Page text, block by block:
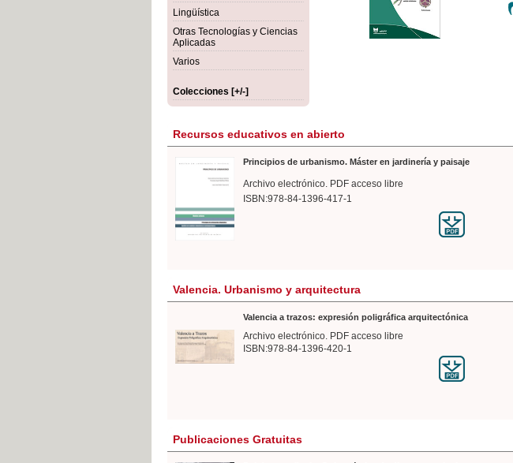
Lingüística
Otras Tecnologías y Ciencias
Aplicadas
Varios
Colecciones [+/-]
Recursos educativos en abierto
Principios de urbanismo. Máster en jardinería y paisaje
Archivo electrónico. PDF acceso libre
ISBN:978-84-1396-417-1
Valencia. Urbanismo y arquitectura
Valencia a trazos: expresión poligráfica arquitectónica
Archivo electrónico. PDF acceso libre
ISBN:978-84-1396-420-1
Publicaciones Gratuitas